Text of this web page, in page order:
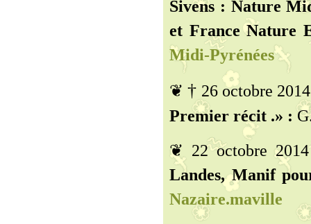
Sivens : Nature
et France Nature
Midi-Pyrénées
❦† 26 octobre
Premier récit .» :
❦ 22 octobre
Landes, Manif
Nazaire.maville